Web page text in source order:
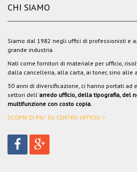
CHI SIAMO
Siamo dal 1982 negli uffici di professionisti e
grande industria.
Nati come fornitori di materiale per ufficio,
dalla cancelleria, alla carta, ai toner, sino alle
30 anni di diversificazione, ci hanno portati ad
settori dell'arredo ufficio, della tipografia, del
multifunzione con costo copia.
SCOPRI DI PIU' SU CENTRO UFFICIO >